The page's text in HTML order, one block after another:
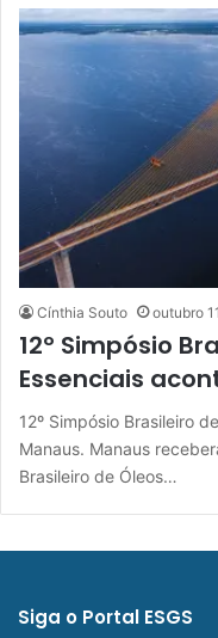
Cínthia Souto outubro
12º Simpósio
Essenciais
12º Simpósio Brasileiro
Manaus. Manaus
Brasileiro de Óleos…
Siga o Portal ESGS